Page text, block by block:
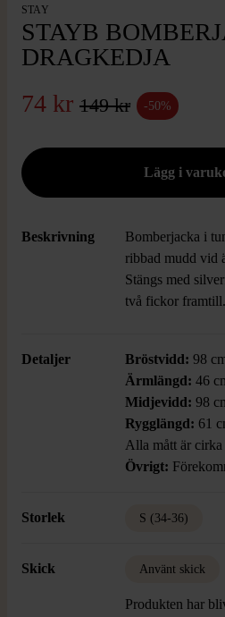
STAY
STAYB
DRAGKEDJA
74 kr 149 kr -50%
Beskrivning
Bomberjacka i
ribbad mudd vid
Stängs med
två fickor framtill.
Detaljer Bröstvidd: 98
Ärmlängd: 46
Midjevidd: 98
Rygglängd: 61
Alla mått är cirka
Övrigt:
Storlek S (34-36)
Skick Använt skick
Produkten har